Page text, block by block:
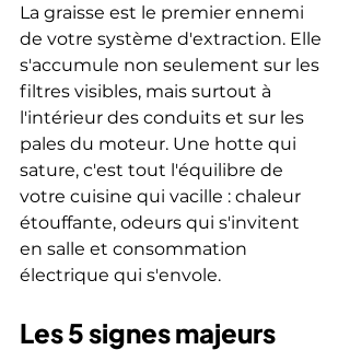
La graisse est le premier ennemi
de votre système d'extraction. Elle
s'accumule non seulement sur les
filtres visibles, mais surtout à
l'intérieur des conduits et sur les
pales du moteur. Une hotte qui
sature, c'est tout l'équilibre de
votre cuisine qui vacille : chaleur
étouffante, odeurs qui s'invitent
en salle et consommation
électrique qui s'envole.
Les 5 signes majeurs